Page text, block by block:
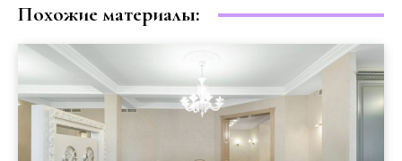
Похожие материалы: